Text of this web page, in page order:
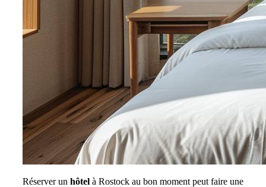
Réserver un hôtel à Rostock au bon moment peut faire une